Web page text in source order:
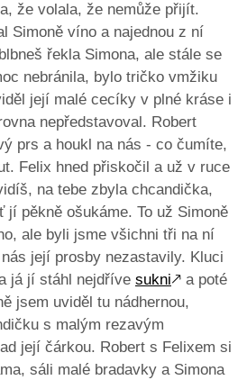
že volala, že nemůže přijít.
Simoně víno a najednou z ní
řekla Simona, ale stále se
nebránila, bylo tričko vmžiku
její malé cecíky v plné kráse i
nepředstavoval. Robert
prs a houkl na nás - co čumíte,
Felix hned přiskočil a už v ruce
na tebe zbyla chcandička,
pěkně ošukáme. To už Simoně
ale byli jsme všichni tři na ní
její prosby nezastavily. Kluci
já jí stáhl nejdříve sukni🡕 a poté
jsem uviděl tu nádhernou,
s malým rezavým
její čárkou. Robert s Felixem si
sáli malé bradavky a Simona